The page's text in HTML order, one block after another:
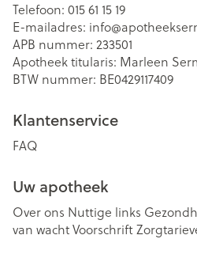
Telefoon: 015 61 15 19
E-mailadres: info@
APB nummer: 233501
Apotheek titularis: Marleen
BTW nummer: BE0429117409
Klantenservice
FAQ
Uw apotheek
Over ons Nuttige links
van wachtVoorschrift